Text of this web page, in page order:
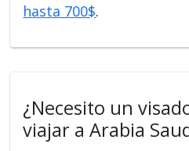
hasta 700$.
¿Necesito un
viajar a Arabia